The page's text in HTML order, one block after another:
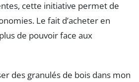
cette initiative permet de
Le fait d’acheter en
de pouvoir face aux
des granulés de bois dans mon